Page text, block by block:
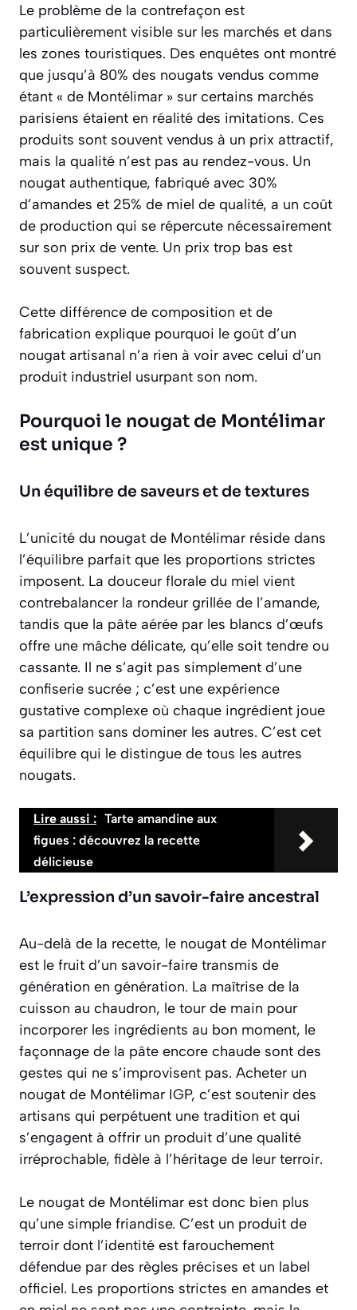
Le problème de la contrefaçon est
particulièrement visible sur les marchés et dans
les zones touristiques. Des enquêtes ont montré
que jusqu’à 80% des nougats vendus comme
étant « de Montélimar » sur certains marchés
parisiens étaient en réalité des imitations. Ces
produits sont souvent vendus à un prix attractif,
mais la qualité n’est pas au rendez-vous. Un
nougat authentique, fabriqué avec 30%
d’amandes et 25% de miel de qualité, a un coût
de production qui se répercute nécessairement
sur son prix de vente. Un prix trop bas est
souvent suspect.
Cette différence de composition et de
fabrication explique pourquoi le goût d’un
nougat artisanal n’a rien à voir avec celui d’un
produit industriel usurpant son nom.
Pourquoi le nougat de Montélimar
est unique ?
Un équilibre de saveurs et de textures
L’unicité du nougat de Montélimar réside dans
l’équilibre parfait que les proportions strictes
imposent. La douceur florale du miel vient
contrebalancer la rondeur grillée de l’amande,
tandis que la pâte aérée par les blancs d’œufs
offre une mâche délicate, qu’elle soit tendre ou
cassante. Il ne s’agit pas simplement d’une
confiserie sucrée ; c’est une expérience
gustative complexe où chaque ingrédient joue
sa partition sans dominer les autres. C’est cet
équilibre qui le distingue de tous les autres
nougats.
Lire aussi : Tarte amandine aux
figues : découvrez la recette
délicieuse
L’expression d’un savoir-faire ancestral
Au-delà de la recette, le nougat de Montélimar
est le fruit d’un savoir-faire transmis de
génération en génération. La maîtrise de la
cuisson au chaudron, le tour de main pour
incorporer les ingrédients au bon moment, le
façonnage de la pâte encore chaude sont des
gestes qui ne s’improvisent pas. Acheter un
nougat de Montélimar IGP, c’est soutenir des
artisans qui perpétuent une tradition et qui
s’engagent à offrir un produit d’une qualité
irréprochable, fidèle à l’héritage de leur terroir.
Le nougat de Montélimar est donc bien plus
qu’une simple friandise. C’est un produit de
terroir dont l’identité est farouchement
défendue par des règles précises et un label
officiel. Les proportions strictes en amandes et